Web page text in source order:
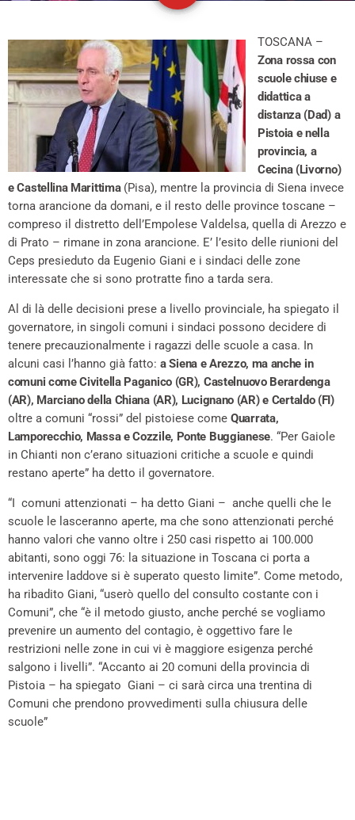
TOSCANA –
Zona rossa con
scuole chiuse e
didattica a
distanza (Dad) a
Pistoia e nella
provincia, a
Cecina (Livorno)
e Castellina Marittima(Pisa), mentre la provincia di Siena invece
torna arancione da domani, e il resto delle province toscane –
compreso il distretto dell’Empolese Valdelsa, quella di Arezzo e
di Prato – rimane in zona arancione. E’ l’esito delle riunioni del
Ceps presieduto da Eugenio Giani e i sindaci delle zone
interessate che si sono protratte fino a tarda sera.
Al di là delle decisioni prese a livello provinciale, ha spiegato il
governatore, in singoli comuni i sindaci possono decidere di
tenere precauzionalmente i ragazzi delle scuole a casa. In
alcuni casi l’hanno già fatto: a Siena e Arezzo, ma anche in
comuni come Civitella Paganico (GR), Castelnuovo Berardenga
(AR), Marciano della Chiana (AR), Lucignano (AR) e Certaldo (FI)
oltre a comuni “rossi” del pistoiese come Quarrata,
Lamporecchio, Massa e Cozzile, Ponte Buggianese. “Per Gaiole
in Chianti non c’erano situazioni critiche a scuole e quindi
restano aperte” ha detto il governatore.
“I comuni attenzionati – ha detto Giani – anche quelli che le
scuole le lasceranno aperte, ma che sono attenzionati perché
hanno valori che vanno oltre i 250 casi rispetto ai 100.000
abitanti, sono oggi 76: la situazione in Toscana ci porta a
intervenire laddove si è superato questo limite”. Come metodo,
ha ribadito Giani, “userò quello del consulto costante con i
Comuni”, che “è il metodo giusto, anche perché se vogliamo
prevenire un aumento del contagio, è oggettivo fare le
restrizioni nelle zone in cui vi è maggiore esigenza perché
salgono i livelli”. “Accanto ai 20 comuni della provincia di
Pistoia – ha spiegato Giani – ci sarà circa una trentina di
Comuni che prendono provvedimenti sulla chiusura delle
scuole”